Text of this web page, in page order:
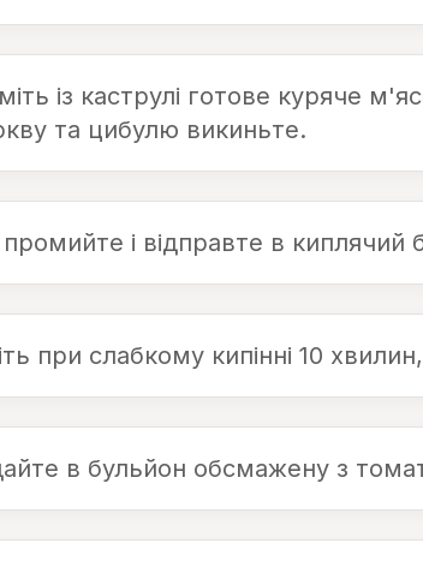
із каструлі готове куряче
та цибулю викиньте.
і відправте в киплячий
при слабкому кипінні 10
в бульйон обсмажену з